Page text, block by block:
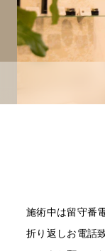
施術中は留守番
折り返しお電話